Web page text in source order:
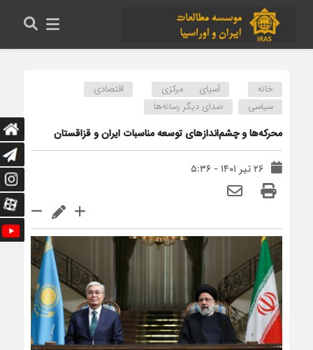
خانه آسیای مرکزی
اقتصادی
سیاسی
صدای دیگر رسانه‌ها
محرکه‌ها و چشم‌اندازهای توسعه مناسبات ایران و قزاقستان
۲۶ تیر ۱۴۰۱ - ۵:۳۶